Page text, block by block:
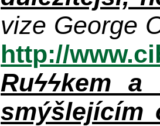
vize George
http://
Ruϟϟkem
smýšlejícím